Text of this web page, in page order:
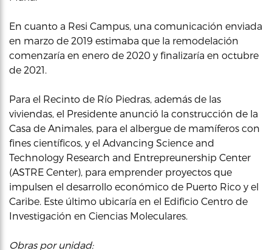
En cuanto a Resi Campus, una comunicación enviada
en marzo de 2019 estimaba que la remodelación
comenzaría en enero de 2020 y finalizaría en octubre
de 2021.
Para el Recinto de Río Piedras, además de las
viviendas, el Presidente anunció la construcción de la
Casa de Animales, para el albergue de mamíferos con
fines científicos, y el Advancing Science and
Technology Research and Entrepreunership Center
(ASTRE Center), para emprender proyectos que
impulsen el desarrollo económico de Puerto Rico y el
Caribe. Este último ubicaría en el Edificio Centro de
Investigación en Ciencias Moleculares.
Obras por unidad: